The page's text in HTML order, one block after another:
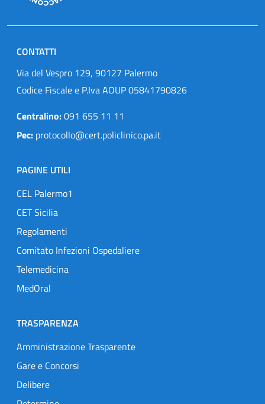
CONTATTI
Via del Vespro 129, 90127 Palermo
Codice Fiscale e P.Iva AOUP 05841790826
Centralino:091 655 11 11
Pec: protocollo@cert.policlinico.pa.it
PAGINE UTILI
CEL Palermo1
CET Sicilia
Regolamenti
Comitato Infezioni Ospedaliere
Telemedicina
MedOral
TRASPARENZA
Amministrazione Trasparente
Gare e Concorsi
Delibere